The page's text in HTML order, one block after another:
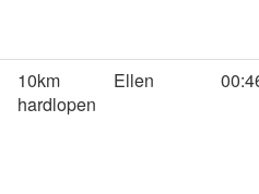
10km
hardlopen
Ellen